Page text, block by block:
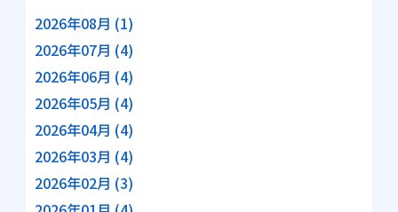
2026年08月 (1)
2026年07月 (4)
2026年06月 (4)
2026年05月 (4)
2026年04月 (4)
2026年03月 (4)
2026年02月 (3)